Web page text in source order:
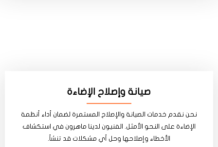
صيانة وإصلاح الإضاءة
نحن نقدم خدمات الصيانة والإصلاح المستمرة لضمان أداء أنظمة
الإضاءة على النحو الأمثل. الفنيون لدينا ماهرون في استكشاف
الأخطاء وإصلاحها وحل أي مشكلات قد تنشأ.